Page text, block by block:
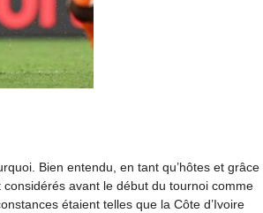
Bien entendu, en tant qu’hôtes et grâce
avant le début du tournoi comme
étaient telles que la Côte d’Ivoire